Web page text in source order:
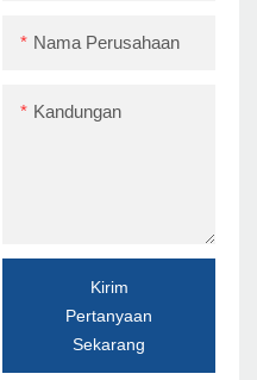
Nama Perusahaan
Kandungan
Kirim
Pertanyaan
Sekarang